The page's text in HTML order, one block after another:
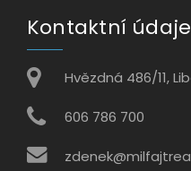
Kontaktní údaje
Hvězdná 486/11,
606 786 700